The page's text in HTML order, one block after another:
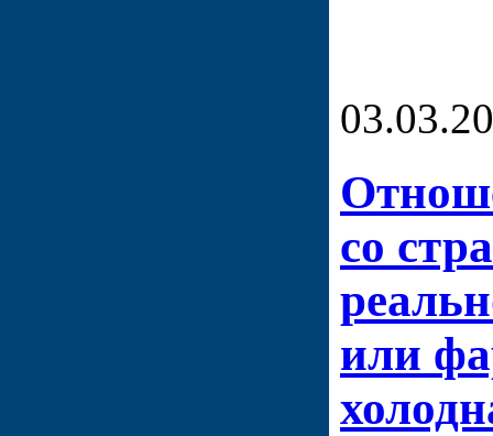
со
или